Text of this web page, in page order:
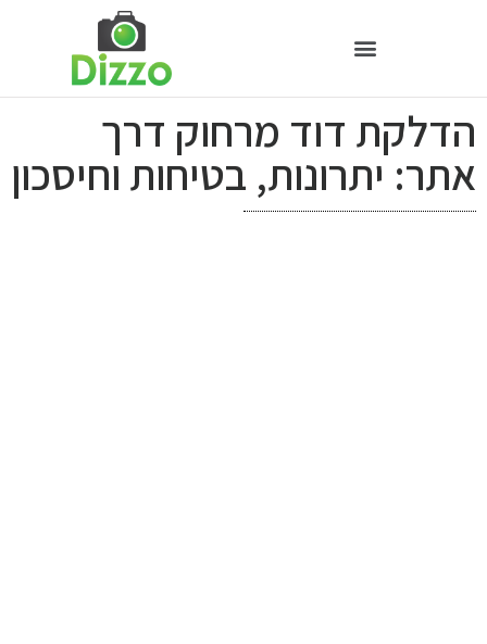
הדלקת דוד מרחוק דרך
אתר: יתרונות, בטיחות וחיסכון